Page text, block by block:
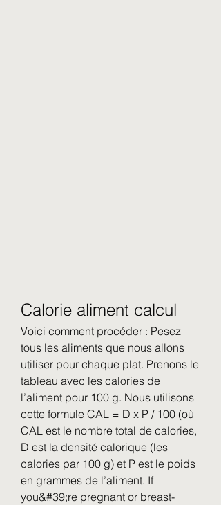
Calorie aliment calcul
Voici comment procéder : Pesez
tous les aliments que nous allons
utiliser pour chaque plat. Prenons le
tableau avec les calories de
l’aliment pour 100 g. Nous utilisons
cette formule CAL = D x P / 100 (où
CAL est le nombre total de calories,
D est la densité calorique (les
calories par 100 g) et P est le poids
en grammes de l’aliment. If
you&#39;re pregnant or breast-